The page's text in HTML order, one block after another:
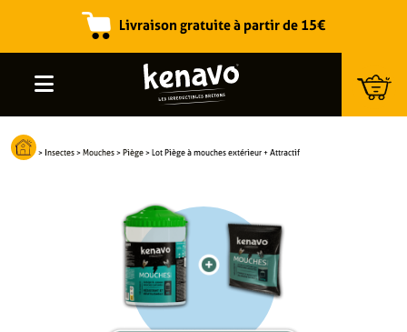
> Insectes>Mouches>Piège>Lot Piège à mouches extérieur + Attractif
Livraison gratuite à partir de 15€